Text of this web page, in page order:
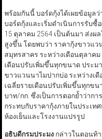
พร้อมกันนี้ บอร์ดกุ้งได้เผยข้อมูล
บอร์ดกุ้งและเริ่มดำเนินการรับซื้
15 ตุลาคม 2564 เป็นต้นมา ส่งผ
สูงขึ้น โดยพบว่า ราคากุ้งขาวแ
สมุทรสาคร ระหว่างเดือนตุลาคม
เดือนปรับเพิ่มขึ้นทุกขนาด ประม
ขาวแวนนาไมปากบ่อ ระหว่างเ
เฉลี่ยรายเดือนปรับเพิ่มขึ้นทุกข
บาท/กก. ซึ่งเป็นการตอกย้ำว่ากา
กระทบกับราคากุ้งภายในประเท
ห้องเย็นและโรงงานแปรรูป
อธิบดีกรมประมงกล่าวในตอนท้า